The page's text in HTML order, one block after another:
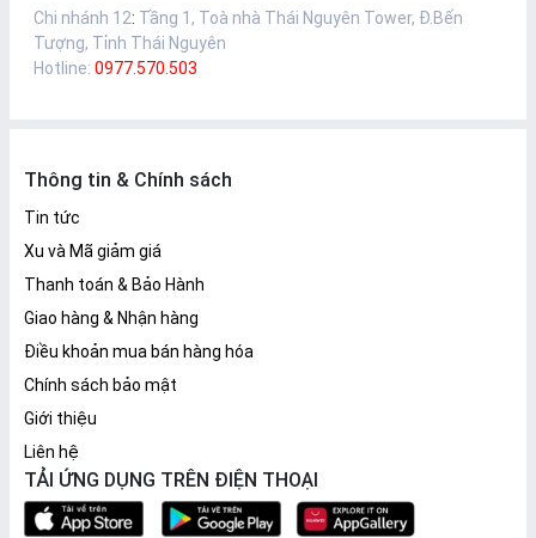
Chi nhánh 12: Tầng 1, Toà nhà Thái Nguyên Tower, Đ.Bến
Tượng, Tỉnh Thái Nguyên
Hotline: 0977.570.503
Thông tin & Chính sách
Tin tức
Xu và Mã giảm giá
Thanh toán & Bảo Hành
Giao hàng & Nhận hàng
Điều khoản mua bán hàng hóa
Chính sách bảo mật
Giới thiệu
Liên hệ
TẢI ỨNG DỤNG TRÊN ĐIỆN THOẠI